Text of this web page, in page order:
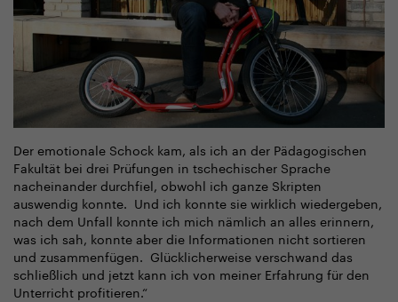
Der emotionale Schock kam, als ich an der Pädagogischen
Fakultät bei drei Prüfungen in tschechischer Sprache
nacheinander durchfiel, obwohl ich ganze Skripten
auswendig konnte. Und ich konnte sie wirklich wiedergeben,
nach dem Unfall konnte ich mich nämlich an alles erinnern,
was ich sah, konnte aber die Informationen nicht sortieren
und zusammenfügen. Glücklicherweise verschwand das
schließlich und jetzt kann ich von meiner Erfahrung für den
Unterricht profitieren.“